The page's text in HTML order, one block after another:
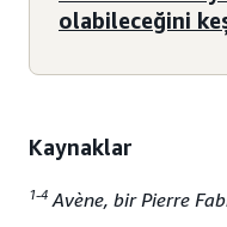
olabileceğini
Kaynaklar
1-4 Avène, bir Pierre